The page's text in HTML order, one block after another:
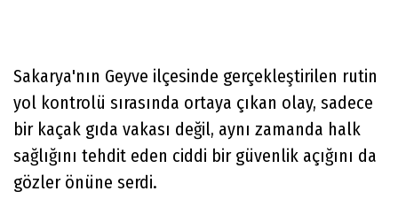
Sakarya'nın Geyve ilçesinde gerçekleştirilen rutin
yol kontrolü sırasında ortaya çıkan olay, sadece
bir kaçak gıda vakası değil, aynı zamanda halk
sağlığını tehdit eden ciddi bir güvenlik açığını da
gözler önüne serdi.